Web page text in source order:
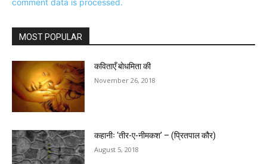
comment data is processed.
MOST POPULAR
कविताएँ बोधमिता की
November 26, 2018
कहानीः ‘तीर-ए-नीमकश’ – (प्रितपाल कौर)
August 5, 2018